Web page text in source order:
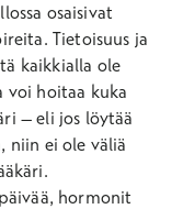
osaisivat
Tietoisuus ja
kaikkialla ole
voi hoitaa kuka
– eli jos löytää
niin ei ole väliä
hormonit